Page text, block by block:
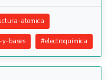
atomica
y-bases #electroquimica